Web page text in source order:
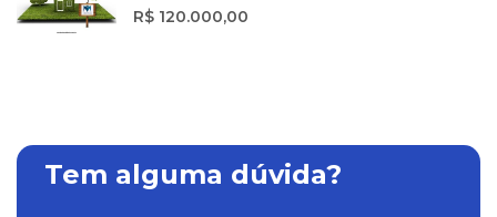
R$ 120.000,00
Tem alguma dúvida?